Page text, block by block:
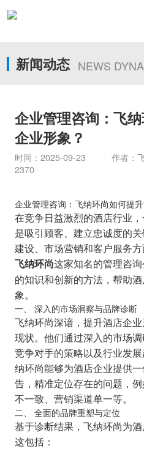
新闻动态 NEWS
企业管理咨询：飞
企业形象？
时间：2025-09-23 作者：
2370
企业管理咨询：飞纳环尚如何提
在竞争日益激烈的酒店行业
是吸引顾客、建立忠诚度的
建设、市场营销和客户服务
飞纳环尚这家知名的管理咨
的知识和创新的方法，帮助
象。
一、 深入的市场洞察与品牌诊断
飞纳环尚深谙，提升酒店企
现状。他们通过深入的市场调
竞争对手的策略以及行业发
纳环尚能够为酒店企业提供
告，精准定位存在的问题，
不一致、营销渠道单一等。
二、 全面的品牌重塑与定位
基于诊断结果，飞纳环尚为酒
这包括：